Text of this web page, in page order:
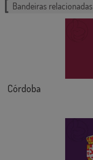
Bandeiras relacionadas
Córdoba